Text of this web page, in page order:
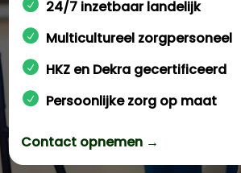
24/7 inzetbaar landelijk
Multicultureel zorgpersoneel
HKZ en Dekra gecertificeerd
Persoonlijke zorg op maat
Contact opnemen →